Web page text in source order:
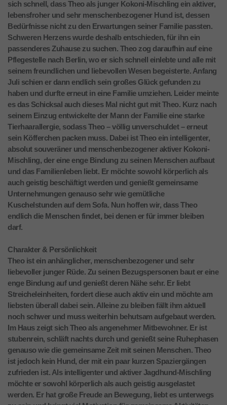
sich schnell, dass Theo als junger Kokoni-Mischling ein aktiver,
lebensfroher und sehr menschenbezogener Hund ist, dessen
Bedürfnisse nicht zu den Erwartungen seiner Familie passten.
Schweren Herzens wurde deshalb entschieden, für ihn ein
passenderes Zuhause zu suchen. Theo zog daraufhin auf eine
Pflegestelle nach Berlin, wo er sich schnell einlebte und alle mit
seinem freundlichen und liebevollen Wesen begeisterte. Anfang
Juli schien er dann endlich sein großes Glück gefunden zu
haben und durfte erneut in eine Familie umziehen. Leider meinte
es das Schicksal auch dieses Mal nicht gut mit Theo. Kurz nach
seinem Einzug entwickelte der Mann der Familie eine starke
Tierhaarallergie, sodass Theo – völlig unverschuldet – erneut
sein Köfferchen packen muss. Dabei ist Theo ein intelligenter,
absolut souveräner und menschenbezogener aktiver Kokoni-
Mischling, der eine enge Bindung zu seinen Menschen aufbaut
und das Familienleben liebt. Er möchte sowohl körperlich als
auch geistig beschäftigt werden und genießt gemeinsame
Unternehmungen genauso sehr wie gemütliche
Kuschelstunden auf dem Sofa. Nun hoffen wir, dass Theo
endlich die Menschen findet, bei denen er für immer bleiben
darf.
Charakter & Persönlichkeit
Theo ist ein anhänglicher, menschenbezogener und sehr
liebevoller junger Rüde. Zu seinen Bezugspersonen baut er eine
enge Bindung auf und genießt deren Nähe sehr. Er liebt
Streicheleinheiten, fordert diese auch aktiv ein und möchte am
liebsten überall dabei sein. Alleine zu bleiben fällt ihm aktuell
noch schwer und muss weiterhin behutsam aufgebaut werden.
Im Haus zeigt sich Theo als angenehmer Mitbewohner. Er ist
stubenrein, schläft nachts durch und genießt seine Ruhephasen
genauso wie die gemeinsame Zeit mit seinen Menschen. Theo
ist jedoch kein Hund, der mit ein paar kurzen Spaziergängen
zufrieden ist. Als intelligenter und aktiver Jagdhund-Mischling
möchte er sowohl körperlich als auch geistig ausgelastet
werden. Er hat große Freude an Bewegung, liebt es unterwegs